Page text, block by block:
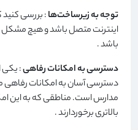
توجه به زیرساخت‌ها: بررسی کنید
اینترنت متصل باشد و هیچ مشکل
باشد.
دسترسی به امکانات رفاهی: یکی
دسترسی آسان به امکانات رفاهی
مدارس است. مناطقی که به این
بالاتری برخوردارند.